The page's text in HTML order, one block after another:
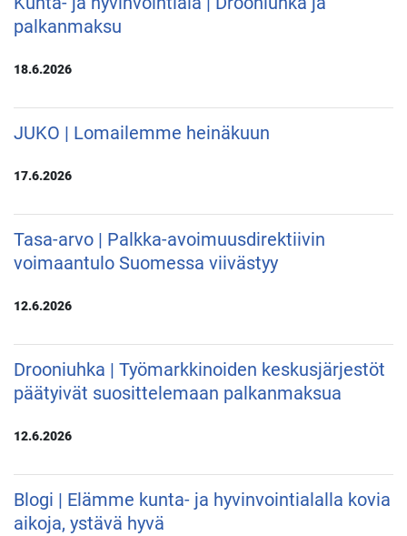
palkanmaksu
18.6.2026
JUKO | Lomailemme heinäkuun
17.6.2026
Tasa-arvo | Palkka-avoimuusdirektiivin
voimaantulo Suomessa viivästyy
12.6.2026
Drooniuhka | Työmarkkinoiden keskusjärjestöt
päätyivät suosittelemaan palkanmaksua
12.6.2026
Blogi | Elämme kunta- ja hyvinvointialalla kovia
aikoja, ystävä hyvä